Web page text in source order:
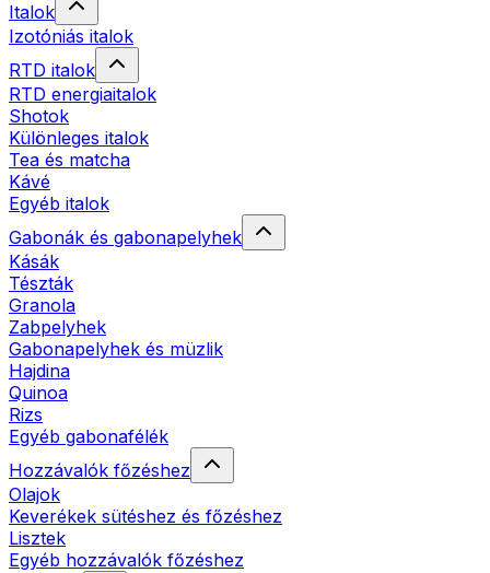
Italok
Izotóniás italok
RTD italok
RTD energiaitalok
Shotok
Különleges italok
Tea és matcha
Kávé
Egyéb italok
Gabonák és gabonapelyhek
Kásák
Tészták
Granola
Zabpelyhek
Gabonapelyhek és müzlik
Hajdina
Quinoa
Rizs
Egyéb gabonafélék
Hozzávalók főzéshez
Olajok
Keverékek sütéshez és főzéshez
Lisztek
Egyéb hozzávalók főzéshez